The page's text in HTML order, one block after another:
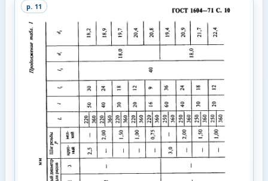
p. 11